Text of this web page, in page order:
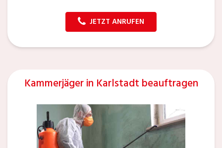
JETZT ANRUFEN
Kammerjäger in Karlstadt beauftragen